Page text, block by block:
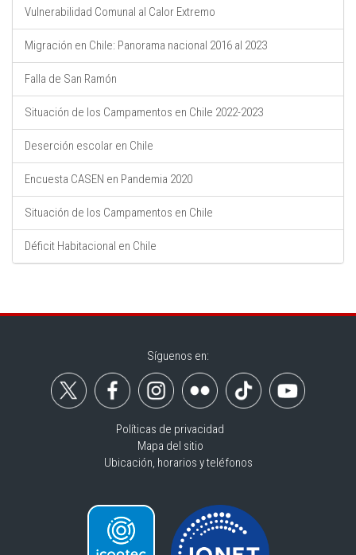
Vulnerabilidad Comunal al Calor Extremo
Migración en Chile: Panorama nacional 2016 al 2023
Falla de San Ramón
Situación de los Campamentos en Chile 2022-2023
Deserción escolar en Chile
Encuesta CASEN en Pandemia 2020
Situación de los Campamentos en Chile
Déficit Habitacional en Chile
Síguenos en:
Políticas de privacidad
Mapa del sitio
Ubicación, horarios y teléfonos